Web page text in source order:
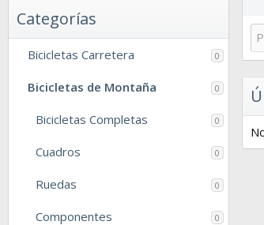
Categorías
Bicicletas Carretera 0
Bicicletas de Montaña 0
Bicicletas Completas 0
Cuadros 0
Ruedas 0
Componentes 0